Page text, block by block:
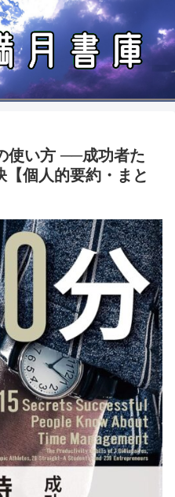
使い方 ──成功者た
【個人的要約・まと